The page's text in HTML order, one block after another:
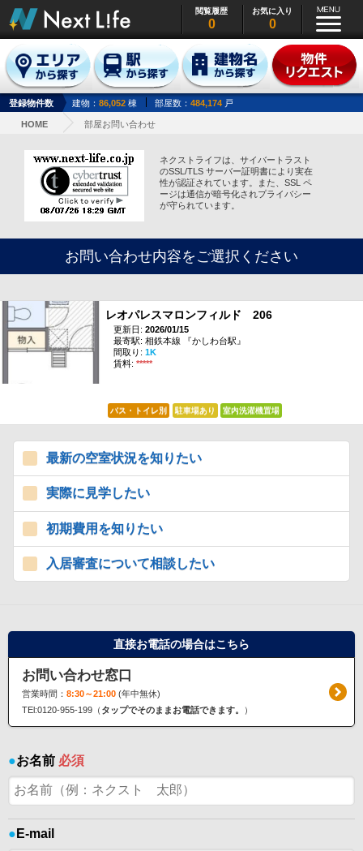
閲覧履歴
0
お気に入り
0
登録物件数 建物： 86,052 棟 部屋数： 484,174 戸
HOME 部屋お問い合わせ
ネクストライフは、サイバートラスト
のSSL/TLS サーバー証明書により実在
性が認証されています。また、SSL ペ
ージは通信が暗号化されプライバシー
が守られています。
お問い合わせ内容をご選択ください
レオパレスマロンフィルド 206
更新日: 2026/01/15
最寄駅: 相鉄本線 『かしわ台駅』
間取り: 1K
賃料: *****
バス・トイレ別 駐車場あり 室内洗濯機置場
最新の空室状況を知りたい
実際に見学したい
初期費用を知りたい
入居審査について相談したい
直接お電話の場合はこちら
お問い合わせ窓口
営業時間： 8:30～21:00(年中無休)
TEl:0120-955-199（ タップでそのままお電話できます。 ）
●お名前 必須
● E-mail